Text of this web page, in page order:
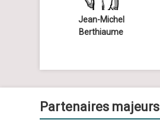
Jean-Michel
Berthiaume
Partenaires majeurs